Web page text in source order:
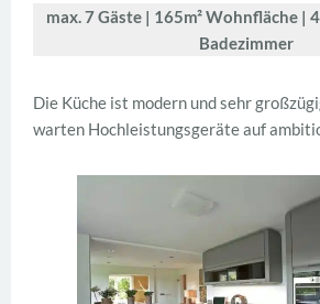
max. 7 Gäste | 165m² Wohnfläche |
Badezimmer
Die Küche ist modern und sehr
warten Hochleistungsgeräte auf